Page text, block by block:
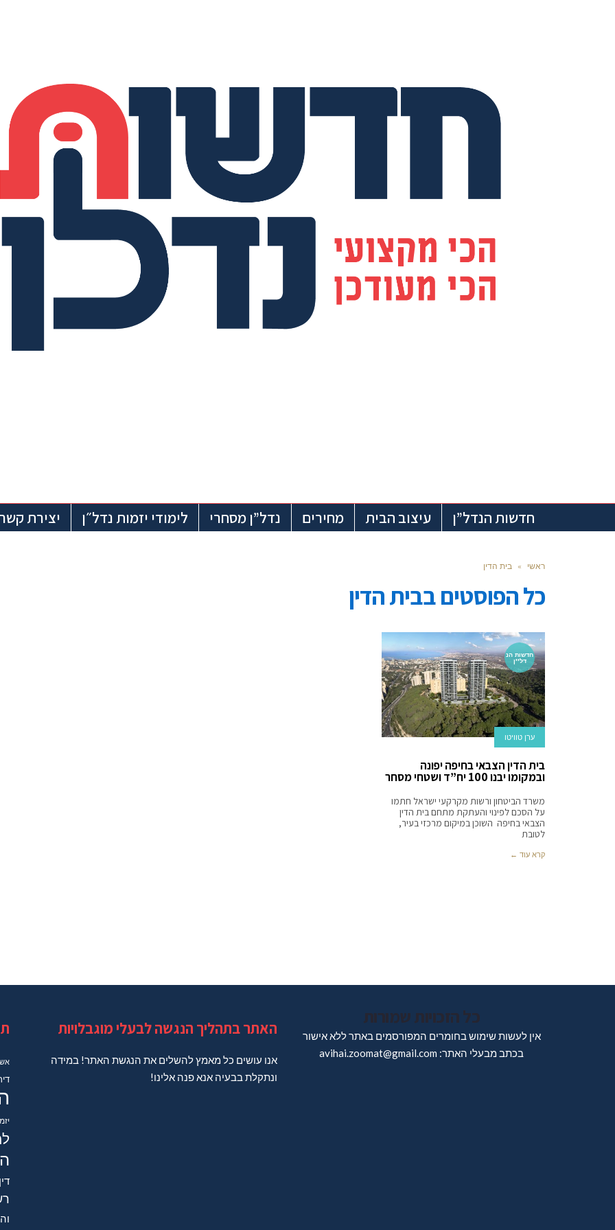
חדשות הנדל”ן עיצוב הבית מחירים נדל”ן מסחרי לימודי יזמות נדל״ן יצירת קשר
ראשי » בית הדין
כל הפוסטים בבית הדין
חדשות הנ
דל''ן
ערן טוויטו
בית הדין הצבאי בחיפה יפונה
ובמקומו יבנו 100 יח”ד ושטחי מסחר
משרד הביטחון ורשות מקרקעי ישראל חתמו
על הסכם לפינוי והעתקת מתחם בית הדין
הצבאי בחיפה השוכן במיקום מרכזי בעיר,
לטובת
קרא עוד ←
כל הזכויות שמורות
אין לעשות שימוש בחומרים המפורסמים באתר ללא אישור
בכתב מבעלי האתר: avihai.zoomat@gmail.com
האתר בתהליך הנגשה לבעלי מוגבלויות
אנו עושים כל מאמץ להשלים את הנגשת האתר! במידה
ונתקלת בבעיה אנא פנה אלינו!
דין